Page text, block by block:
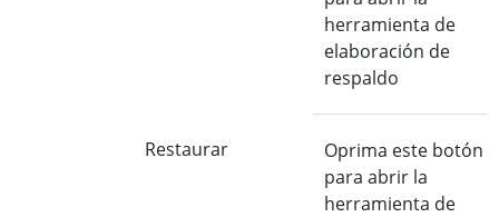
herramienta de
elaboración de
respaldo
Restaurar
Oprima este botón
para abrir la
herramienta de